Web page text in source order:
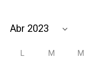
L M M